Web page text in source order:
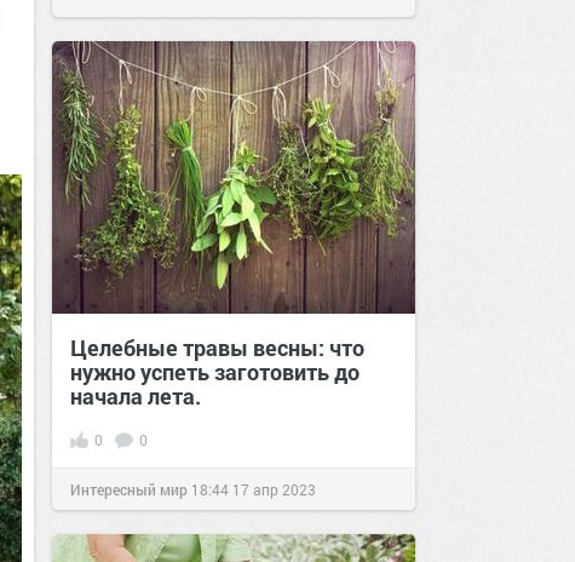
Целебные травы весны: что
нужно успеть заготовить до
начала лета.
0 0
Интересный мир 18:44 17 апр 2023